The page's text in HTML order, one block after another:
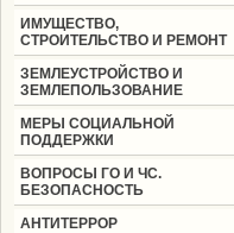
ИМУЩЕСТВО,
СТРОИТЕЛЬСТВО И РЕМОНТ
ЗЕМЛЕУСТРОЙСТВО И
ЗЕМЛЕПОЛЬЗОВАНИЕ
МЕРЫ СОЦИАЛЬНОЙ
ПОДДЕРЖКИ
ВОПРОСЫ ГО И ЧС.
БЕЗОПАСНОСТЬ
АНТИТЕРРОР